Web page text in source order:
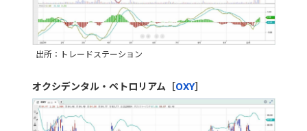
出所：トレードステーション
オクシデンタル・ペトロリアム［OXY］